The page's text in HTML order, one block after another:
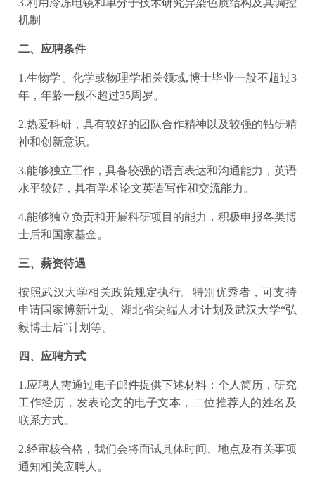
3.利用冷冻电镜和单分子技术研究异染色质结构及其调控
机制
二、应聘条件
1.生物学、化学或物理学相关领域,博士毕业一般不超过3
年，年龄一般不超过35周岁。
2.热爱科研，具有较好的团队合作精神以及较强的钻研精
神和创新意识。
3.能够独立工作，具备较强的语言表达和沟通能力，英语
水平较好，具有学术论文英语写作和交流能力。
4.能够独立负责和开展科研项目的能力，积极申报各类博
士后和国家基金。
三、薪资待遇
按照武汉大学相关政策规定执行。特别优秀者，可支持
申请国家博新计划、湖北省尖端人才计划及武汉大学“弘
毅博士后”计划等。
四、应聘方式
1.应聘人需通过电子邮件提供下述材料：个人简历，研究
工作经历，发表论文的电子文本，二位推荐人的姓名及
联系方式。
2.经审核合格，我们会将面试具体时间、地点及有关事项
通知相关应聘人。